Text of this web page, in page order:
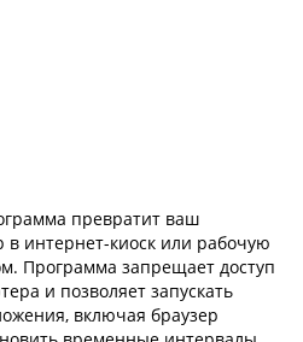
превратит ваш
интернет-киоск или рабочую
Программа запрещает доступ
и позволяет запускать
включая браузер